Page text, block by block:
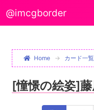
@imcgborder
Home カード一覧
[憧憬の絵姿]